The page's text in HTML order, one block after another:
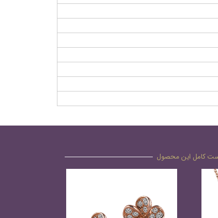
کامل این محصول